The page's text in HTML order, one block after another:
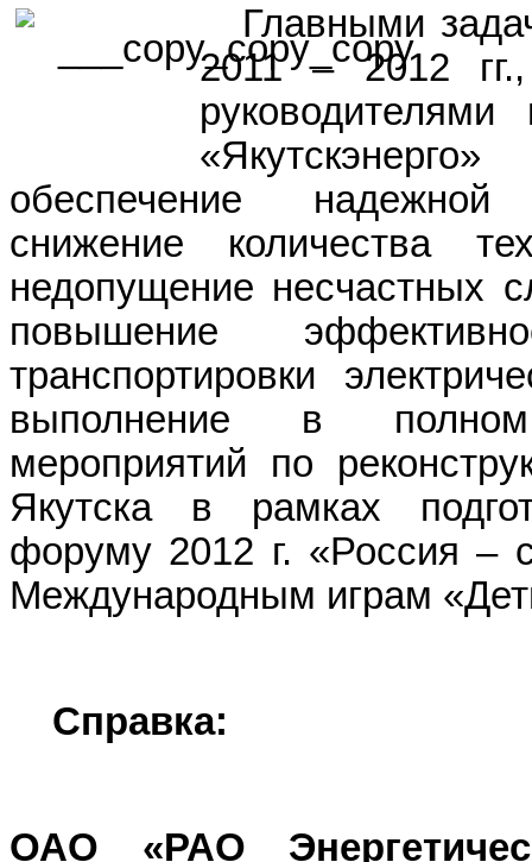
Главными
2011 – 2012
обеспечение
снижение количества
недопущение несчастных
повышение
транспортировки
выполнение в
мероприятий по
Якутска в рамках
форуму 2012 г. «Россия –
Международным играм
Справка:
ОАО «РАО